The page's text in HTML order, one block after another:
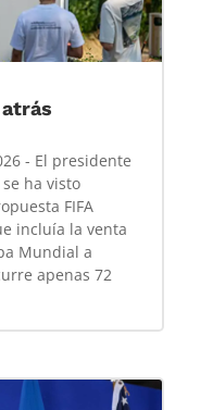
- El presidente
ha visto
FIFA
incluía la venta
Mundial a
apenas 72